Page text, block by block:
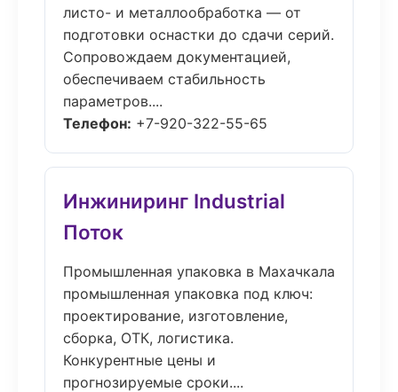
листо- и металлообработка — от
подготовки оснастки до сдачи серий.
Сопровождаем документацией,
обеспечиваем стабильность
параметров....
Телефон: +7-920-322-55-65
Инжиниринг Industrial
Поток
Промышленная упаковка в Махачкала
промышленная упаковка под ключ:
проектирование, изготовление,
сборка, ОТК, логистика.
Конкурентные цены и
прогнозируемые сроки....